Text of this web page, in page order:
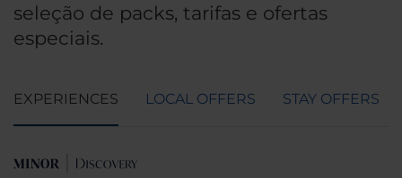
seleção de packs, tarifas e ofertas
especiais.
EXPERIENCES LOCAL OFFERS STAY OFFERS